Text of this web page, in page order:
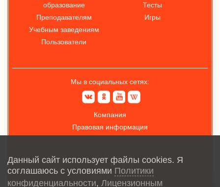
образование
Преподавателям
Учебным заведениям
Пользователи
Тесты
Игры
Мы в социальных сетях:
Компания
Правовая информация
Обратная связь
Карта сайта
Данный сайт использует файлы cookies. Я
соглашаюсь с условиями Политики
конфиденциальности, Лицензионным